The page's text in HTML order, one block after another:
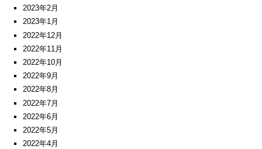
2023年2月
2023年1月
2022年12月
2022年11月
2022年10月
2022年9月
2022年8月
2022年7月
2022年6月
2022年5月
2022年4月